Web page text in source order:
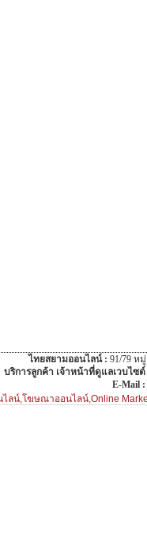
ไทยสยามออนไลน์ : 91/79 ห
บริการลูกค้า เจ้าหน้าที่ดูแลเวบไซ
E-Mail :
ไลน์,โฆษณาออนไลน์,Online